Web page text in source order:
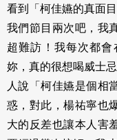
看到「柯佳嬿的真面
我們節目兩次吧，我
超難訪！我每次都
妳，真的很想喝威士
人說「柯佳嬿是個相
惑，對此，楊祐寧也
大的反差也讓本人害